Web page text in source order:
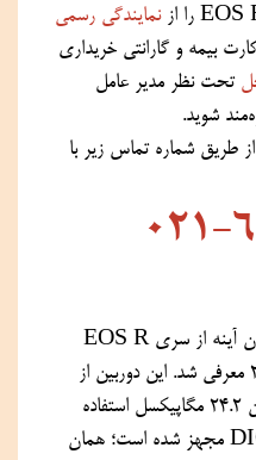
نمایندگی رسمی
بیمه و گارانتی خریداری
تحت نظر مدیر عامل
شوید.
طریق شماره تماس زیر با
021-
Canon EOS R50 یک دوربین بدون آینه از سری EOS R
APS-C CMOS با رزولوشن 24.2 مگاپیکسل استفاده
می‌کند و به پردازنده قدرتمند DIGIC X مجهز شده است؛ همان